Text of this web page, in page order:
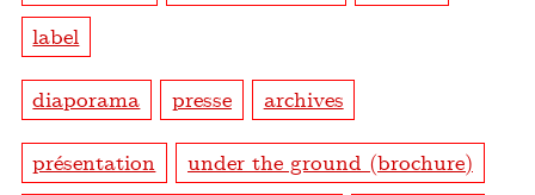
label
diaporama presse archives
présentation
under the ground (brochure)